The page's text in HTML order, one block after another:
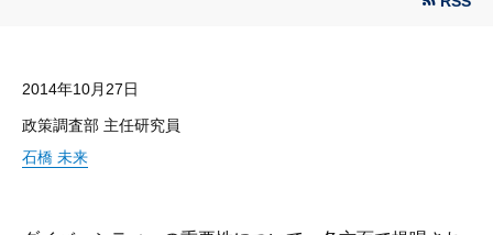
2014年10月27日
政策調査部 主任研究員
石橋 未来